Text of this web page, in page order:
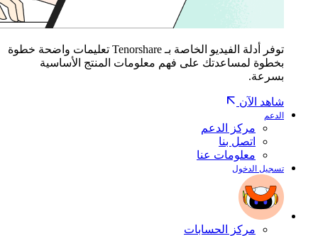
توفر أدلة الفيديو الخاصة بـ Tenorshare تعليمات واضحة خطوة
بخطوة لمساعدتك على فهم معلومات المنتج الأساسية
بسرعة.
شاهد الآن
الدعم
مركز الدعم
اتصل بنا
معلومات عنا
تسجيل الدخول
مركز الحسابات